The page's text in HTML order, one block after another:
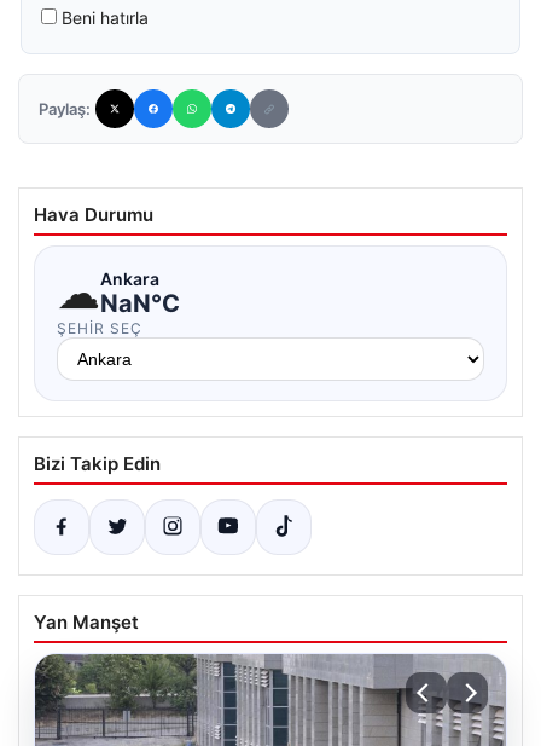
Beni hatırla
Paylaş:
Hava Durumu
☁Ankara
NaN°C
ŞEHIR SEÇ
Bizi Takip Edin
Yan Manşet